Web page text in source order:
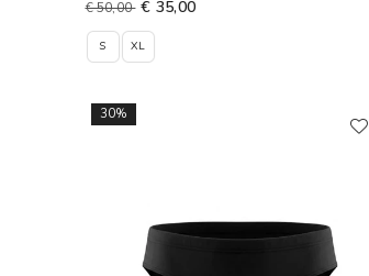
€ 50,00 € 35,00
S XL
30%